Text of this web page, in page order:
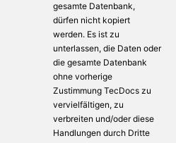
gesamte Datenbank,
dürfen nicht kopiert
werden. Es ist zu
unterlassen, die Daten oder
die gesamte Datenbank
ohne vorherige
Zustimmung TecDocs zu
vervielfältigen, zu
verbreiten und/oder diese
Handlungen durch Dritte